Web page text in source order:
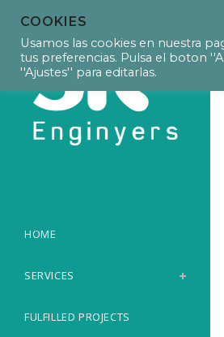
HOME
SERVICES
FULFILLED PROJECTS
COOKIES
Usamos las cookies en nuestra
tus preferencias. Pulsa el boton
''Ajustes'' para editarlas.